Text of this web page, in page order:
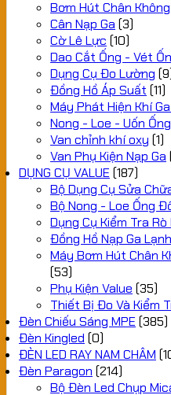
Bơm Hút Chân Không
Cân Nạp Ga (3)
Cờ Lê Lực (10)
Dao Cắt Ống - Vét
Dụng Cụ Đo Lường
Đồng Hồ Áp Suất (11)
Máy Phát Hiện Khí
Nong - Loe - Uốn Ống
Van chỉnh khí oxy (1)
Van Phụ Kiện Nạp Ga
DỤNG CỤ VALUE (187)
Bộ Dụng Cụ Sửa
Bộ Nong - Loe Ống
Dụng Cụ Kiểm Tra Rò
Đồng Hồ Nạp Ga Lạnh
Máy Bơm Hút Chân
(53)
Phụ Kiện Value (35)
Thiết Bị Đo Và Kiểm
Đèn Chiếu Sáng MPE (385)
Đèn Kingled (0)
ĐÈN LED RAY NAM CHÂM
Đèn Paragon (214)
Bộ Đèn Led Chụp